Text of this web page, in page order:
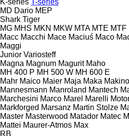
MD Dario MEP
Shark Tiger
MG MHS MKN MKW MTA MTE MTF
Macc Macchi Mace Maciuś Maco
Maggi
Junior Variosteff
Magna Magnum Magurit Maho
MH 400 P MH 500 W MH 600 E
Mahr Maico Maier Maja Maka Makino
Mannesmann Manroland Mantech
Marchesini Marco Marel Marelli
Markforged Marsanz Martin Stolze
Master Masterwood Matador Matec
Mattei Maurer-Atmos Max
RB